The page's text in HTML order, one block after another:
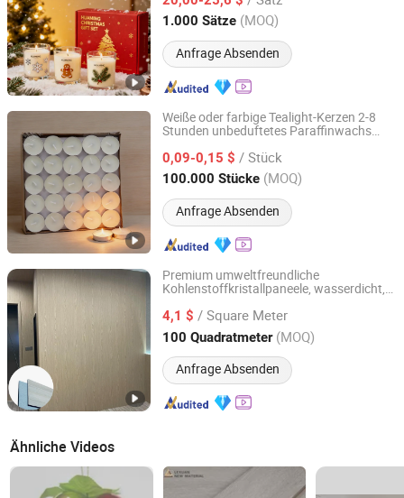
1.000 Sätze (MOQ)
Anfrage Absenden
Hebei, China Seit 2018
Weiße oder farbige Tealight-Kerzen 2-8
Stunden unbeduftetes Paraffinwachs
mit individuell gestaltetem Etikett für
Party, Wohnkultur, Hochzeit
0,09-0,15 $ / Stück
100.000 Stücke (MOQ)
Anfrage Absenden
Aoyin Xingtang Candle Co., Ltd.
Hebei, China Seit 2014
Premium umweltfreundliche
Kohlenstoffkristallpaneele, wasserdicht,
zu installieren für moderne Wohn- und
Büroumgebungen
4,1 $ / Square Meter
100 Quadratmeter (MOQ)
Anfrage Absenden
Hebei Pailun New Materials Technology Co., Ltd.
Hebei, China Seit 2026
Ähnliche Videos